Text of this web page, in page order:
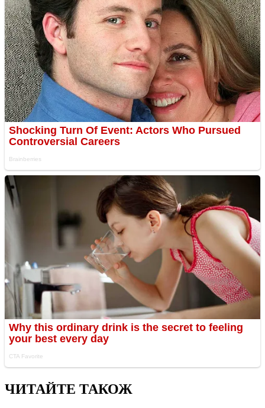
ЧИТАЙТЕ ТАКОЖ